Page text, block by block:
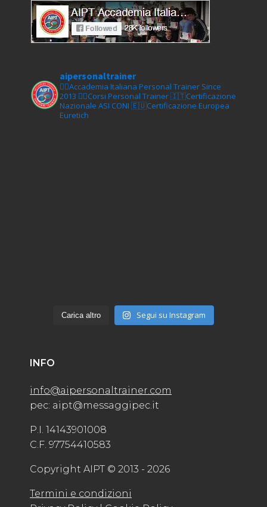
aipersonaltrainer
🏋‍♀️Accademia Italiana Personal Trainer Since
2013 🏋‍♂️Corsi Personal Trainer🇮🇹Certificazione
Nazionale ASI CONI 🇪🇺Certificazione Europea
Euretich
Carica altro Segui su Instagram
INFO
info@aipersonaltrainer.com
pec: aipt@messaggipec.it
P.I. 14143901008
C.F. 97754410583
Copyright AIPT © 2013 - 2026
Termini e condizioni